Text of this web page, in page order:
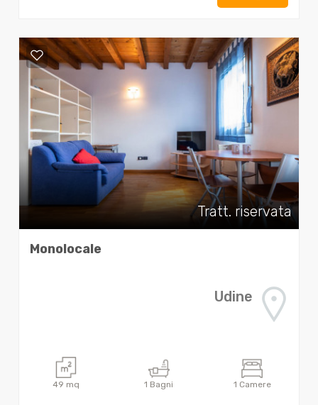
Tratt. riservata
Monolocale
Udine
49 mq 1 Bagni 1 Camere